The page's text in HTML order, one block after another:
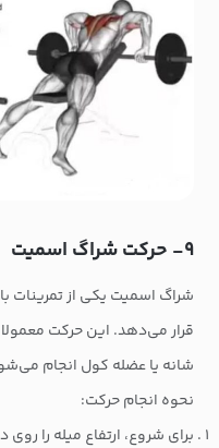
۹- حرکت شراگ اسمیت
شراگ اسمیت یکی از تمرینات
قرار می‌دهد. این حرکت معمولا
شانه یا عضله کول انجام
نحوه انجام حرکت:
برای شروع، ارتفاع میله را